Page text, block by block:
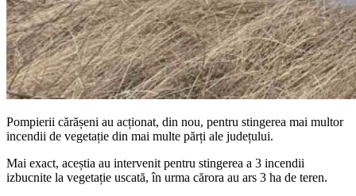
Pompierii cărășeni au acționat, din nou, pentru stingerea mai multor
incendii de vegetație din mai multe părți ale județului.
Mai exact, aceștia au intervenit pentru stingerea a 3 incendii
izbucnite la vegetație uscată, în urma cărora au ars 3 ha de teren.